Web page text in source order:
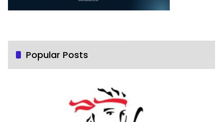
Popular Posts